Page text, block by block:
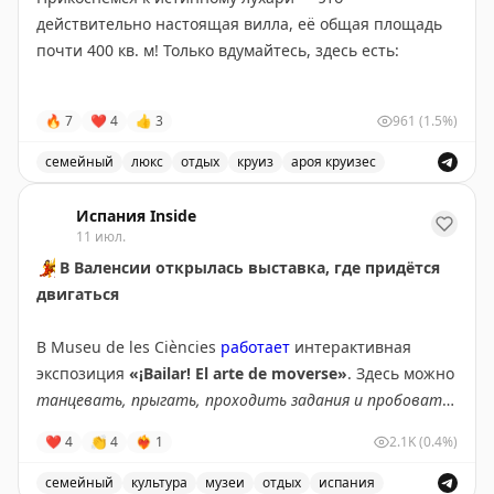
🗓️До 4.08
действительно настоящая вилла, её общая площадь
почти 400 кв. м! Только вдумайтесь, здесь есть:
➖гостиная
➖2 зоны отдыха с шезлонгами и джакузи
➖собственная детская комната с приставкой и
настольными играми
массажная комната
Если вы арабский шейх или просто сказочно богаты и
🔜 @kak_ehat
🔥 7 ❤ 4 👍 3 961 (1.5%)
семейный люкс отдых круиз ароя круизес
Испания Inside
11 июл.
💃 В Валенсии открылась выставка, где придётся
двигаться
В Museu de les Ciències работает интерактивная
экспозиция «¡Bailar! El arte de moverse». Здесь можно
танцевать, прыгать, проходить задания и пробовать
👨‍🎨Выставка разделена на три зоны —Girar, Saltar и
❤ 4 👏 4 ❤‍🔥 1 2.1K(0.4%)
семейный культура музеи отдых испания